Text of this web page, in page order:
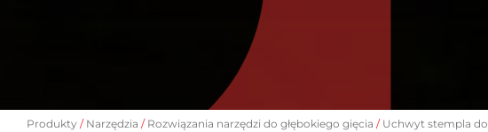
Produkty Narzędzia Rozwiązania narzędzi do głębokiego gięcia Uchwyt stempla